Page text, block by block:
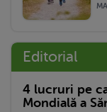
Editorial
4 lucruri pe
Mondială a